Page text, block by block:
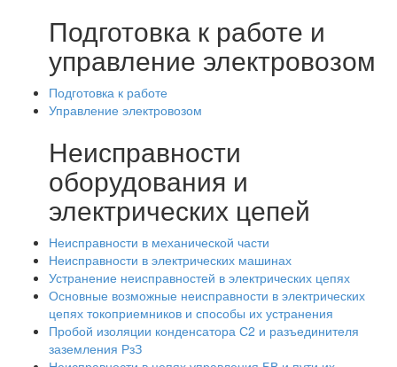
Подготовка к работе и
управление электровозом
Подготовка к работе
Управление электровозом
Неисправности
оборудования и
электрических цепей
Неисправности в механической части
Неисправности в электрических машинах
Устранение неисправностей в электрических цепях
Основные возможные неисправности в электрических
цепях токоприемников и способы их устранения
Пробой изоляции конденсатора С2 и разъединителя
заземления РзЗ